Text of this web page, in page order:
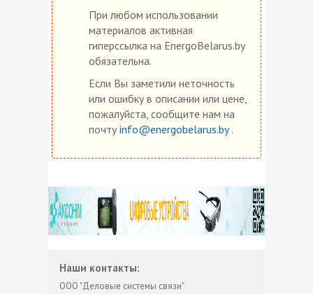
При любом использовании
материалов активная
гиперссылка на EnergoBelarus.by
обязательна.
Если Вы заметили неточность
или ошибку в описании или цене,
пожалуйста, сообщите нам на
почту info@energobelarus.by.
Наши контакты:
ООО "Деловые системы связи"